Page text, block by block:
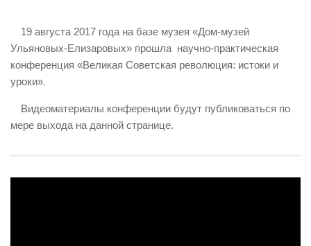
ПРОФСОЮЗНАЯ БОРЬБА
ФЕДЕРАЦИЯ ПРОФСОЮЗОВ РОССИИ
НАРОДНАЯ ПРАВДА
19 августа 2017 года на базе музея «Дом-музей
Ульяновых-Елизаровых» прошла научно-практическая
конференция «Великая Советская революция: истоки и
уроки».
Видеоматериалы конференции будут публиковаться по
мере выхода на данной странице.